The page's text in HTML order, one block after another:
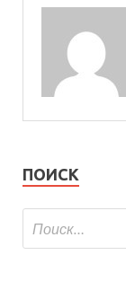
ПОИСК